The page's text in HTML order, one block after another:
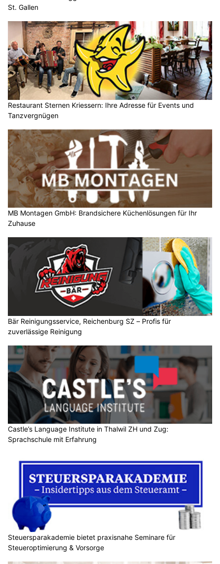
St. Gallen
Restaurant Sternen Kriessern: Ihre Adresse für Events und
Tanzvergnügen
MB Montagen GmbH: Brandsichere Küchenlösungen für Ihr
Zuhause
Bär Reinigungsservice, Reichenburg SZ – Profis für
zuverlässige Reinigung
Castle’s Language Institute in Thalwil ZH und Zug:
Sprachschule mit Erfahrung
Steuersparakademie bietet praxisnahe Seminare für
Steueroptimierung & Vorsorge